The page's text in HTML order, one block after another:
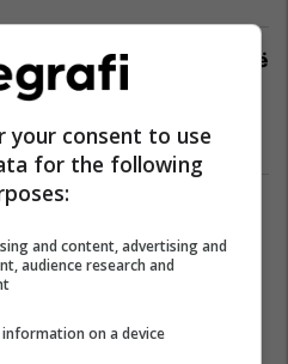
114m² në Mati 1, për shitje në
Rrezja nga Uni Projekt
Real Estate
dyert për gjeneratën e re:
për studentët e
në 10 programet më
your consent to use
for the following
and content, advertising and
audience research and
on a device